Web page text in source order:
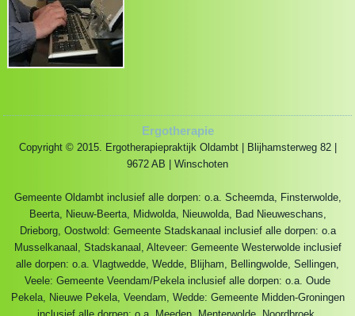
Ergotherapie
Copyright © 2015. Ergotherapiepraktijk Oldambt | Blijhamsterweg 82 |
9672 AB | Winschoten
Gemeente Oldambt inclusief alle dorpen: o.a. Scheemda, Finsterwolde,
Beerta, Nieuw-Beerta, Midwolda, Nieuwolda, Bad Nieuweschans,
Drieborg, Oostwold: Gemeente Stadskanaal inclusief alle dorpen: o.a
Musselkanaal, Stadskanaal, Alteveer: Gemeente Westerwolde inclusief
alle dorpen: o.a. Vlagtwedde, Wedde, Blijham, Bellingwolde, Sellingen,
Veele: Gemeente Veendam/Pekela inclusief alle dorpen: o.a. Oude
Pekela, Nieuwe Pekela, Veendam, Wedde: Gemeente Midden-Groningen